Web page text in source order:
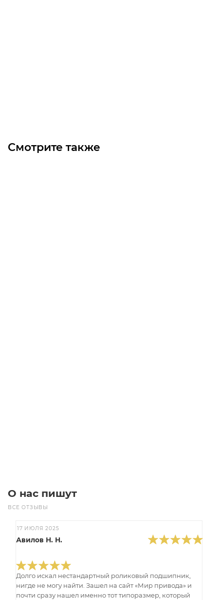
Смотрите также
О нас пишут
ВСЕ ОТЗЫВЫ
17 ИЮЛЯ 2025
Авилов Н. Н.
Долго искал нестандартный роликовый подшипник,
нигде не могу найти. Зашел на сайт «Мир привода» и
почти сразу нашел именно тот типоразмер, который